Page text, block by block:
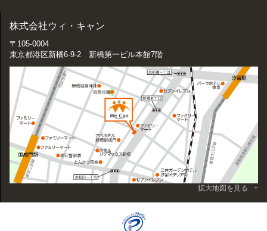
株式会社ウィ・キャン
〒105-0004
東京都港区新橋6-9-2 新橋第一ビル本館7階
拡大地図を見る